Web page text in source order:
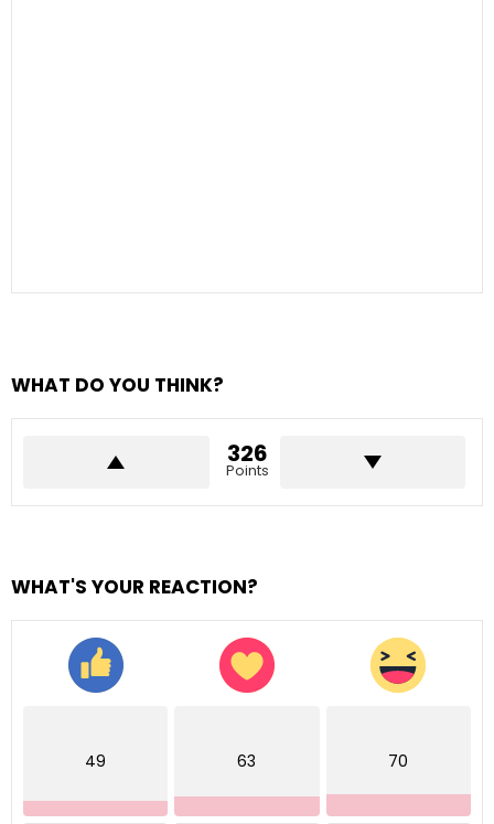
WHAT DO YOU THINK?
326
Points
WHAT'S YOUR REACTION?
49 63 70